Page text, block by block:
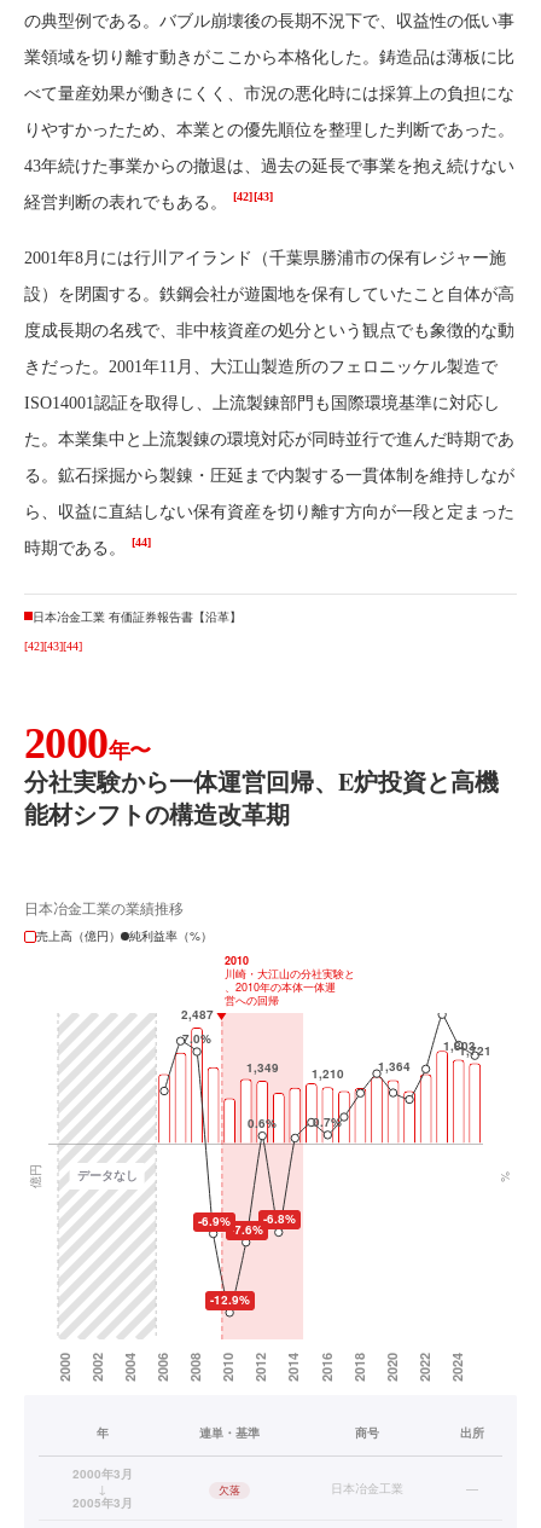
の典型例である。バブル崩壊後の長期不況下で、収益性の低い事
業領域を切り離す動きがここから本格化した。鋳造品は薄板に比
べて量産効果が働きにくく、市況の悪化時には採算上の負担にな
りやすかったため、本業との優先順位を整理した判断であった。
43年続けた事業からの撤退は、過去の延長で事業を抱え続けない
経営判断の表れでもある。
[42][43]
2001年8月には行川アイランド（千葉県勝浦市の保有レジャー施
設）を閉園する。鉄鋼会社が遊園地を保有していたこと自体が高
度成長期の名残で、非中核資産の処分という観点でも象徴的な動
きだった。2001年11月、大江山製造所のフェロニッケル製造で
ISO14001認証を取得し、上流製錬部門も国際環境基準に対応し
た。本業集中と上流製錬の環境対応が同時並行で進んだ時期であ
る。鉱石採掘から製錬・圧延まで内製する一貫体制を維持しなが
ら、収益に直結しない保有資産を切り離す方向が一段と定まった
時期である。
[44]
日本冶金工業 有価証券報告書【沿革】
[42][43][44]
2000年〜
分社実験から一体運営回帰、E炉投資と高機
能材シフトの構造改革期
日本冶金工業の業績推移
売上高（億円）
純利益率（%）
年 連単・基準 商号 出所
2000年3月
↓
2005年3月
欠落 日本冶金工業 —